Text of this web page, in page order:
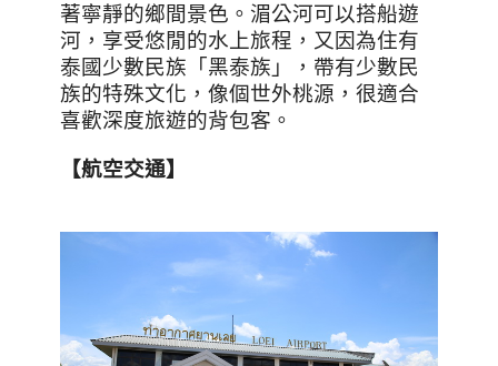
著寧靜的鄉間景色。湄公河可以搭船遊
河，享受悠閒的水上旅程，又因為住有
泰國少數民族「黑泰族」，帶有少數民
族的特殊文化，像個世外桃源，很適合
喜歡深度旅遊的背包客。
【航空交通】